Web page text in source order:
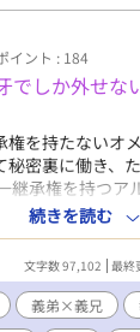
相手と結婚でき
少しでも過ご
だ。 三年間白い
うしても時間
しいと。 どん
たからできた
。 しかし、そ
ら離れた生活に
遇や公爵様が
れるので悪い事
は心の距離が近
るほどの人嫌い
れる邪魔な僕
でもたまには
イント : 184
しか外せな
権を持たないオ
秘密裏に働き、
継承権を持つア
ごく潰し」と陰
で守る価値は
団を辞めさせた
かされたリオ
団の同僚──グウ
て激高する。 「
続きを読む
文字数 97,102 最終
義弟×義兄